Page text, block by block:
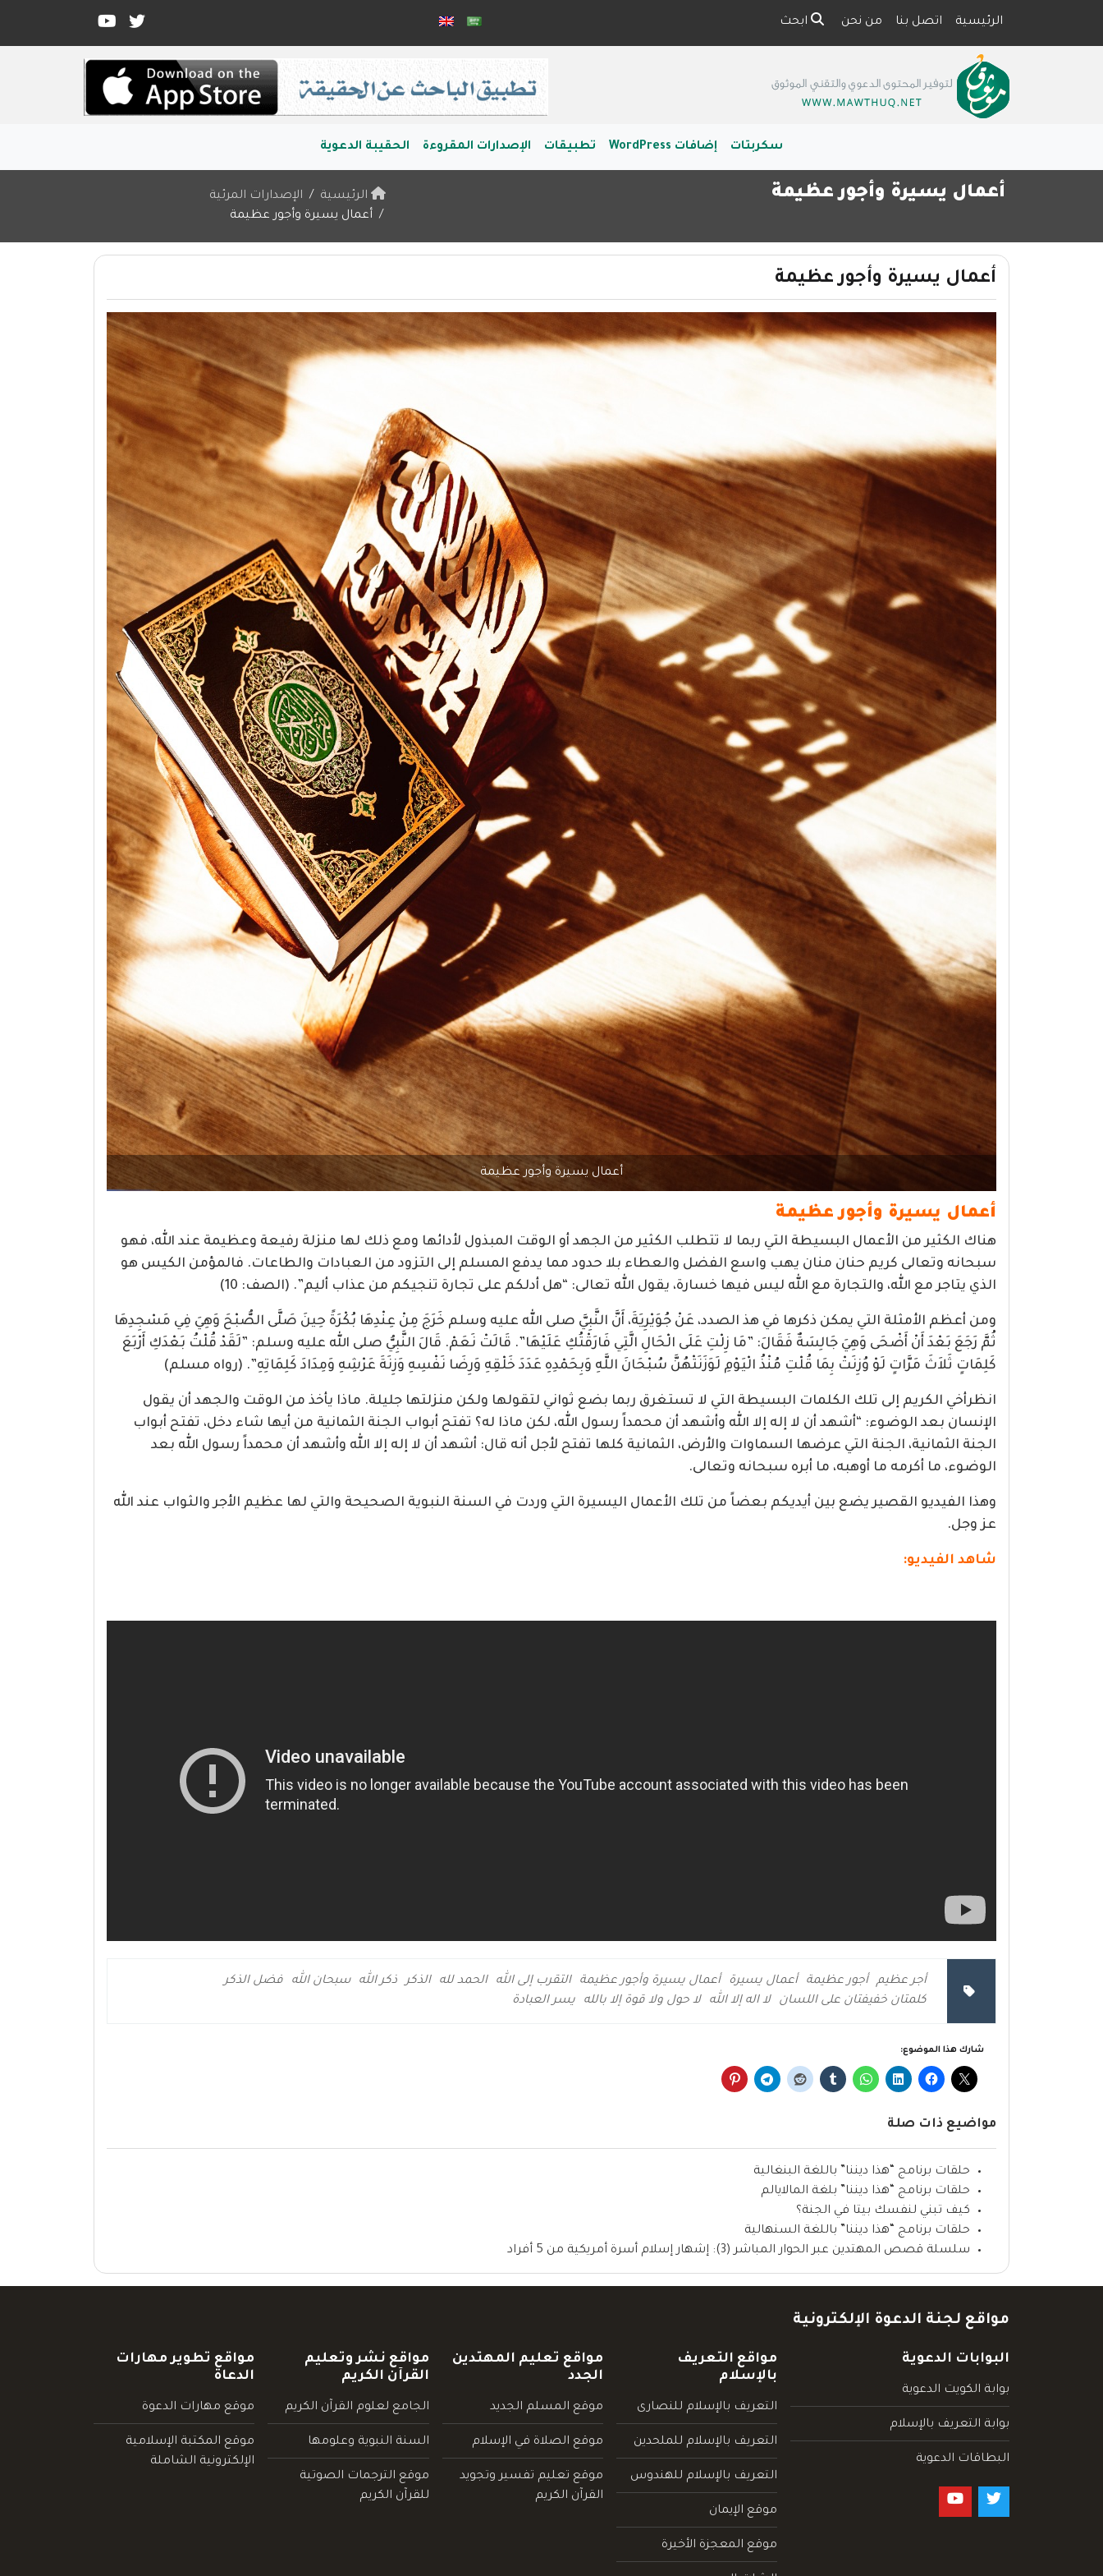
الرئيسية اتصل بنا من نحن ابحث
سكربتات إضافات WordPress تطبيقات الإصدارات المقروءة الحقيبة الدعوية
أعمال يسيرة وأجور عظيمة الرئيسية
الإصدارات المرئية
أعمال يسيرة وأجور عظيمة
أعمال يسيرة وأجور عظيمة
أعمال يسيرة وأجور عظيمة
أعمال يسيرة وأجور عظيمة
هناك الكثير من الأعمال البسيطة التي ربما لا تتطلب الكثير من الجهد أو الوقت المبذول لأدائها ومع ذلك لها منزلة رفيعة وعظيمة عند الله، فهو
سبحانه وتعالى كريم حنان منان يهب واسع الفضل والعطاء بلا حدود مما يدفع المسلم إلى التزود من العبادات والطاعات. فالمؤمن الكيس هو
الذي يتاجر مع الله، والتجارة مع الله ليس فيها خسارة، يقول الله تعالى: “هل أدلكم على تجارة تنجيكم من عذاب أليم”. (الصف: 10)
ومن أعظم الأمثلة التي يمكن ذكرها في هذ الصدد، عَنْ جُوَيْرِيَةَ، أَنَّ النَّبِيَّ صلى الله عليه وسلم خَرَجَ مِنْ عِنْدِهَا بُكْرَةً حِينَ صَلَّى الصُّبْحَ وَهِيَ فِي مَسْجِدِهَا
ثُمَّ رَجَعَ بَعْدَ أَنْ أَضْحَى وَهِيَ جَالِسَةٌ فَقَالَ: ‏”‏مَا زِلْتِ عَلَى الْحَالِ الَّتِي فَارَقْتُكِ عَلَيْهَا”‏.‏ قَالَتْ نَعَمْ.‏ قَالَ النَّبِيُّ صلى الله عليه وسلم: ‏”‏لَقَدْ قُلْتُ بَعْدَكِ أَرْبَعَ
كَلِمَاتٍ ثَلاَثَ مَرَّاتٍ لَوْ وُزِنَتْ بِمَا قُلْتِ مُنْذُ الْيَوْمِ لَوَزَنَتْهُنَّ سُبْحَانَ اللَّهِ وَبِحَمْدِهِ عَدَدَ خَلْقِهِ وَرِضَا نَفْسِهِ وَزِنَةَ عَرْشِهِ وَمِدَادَ كَلِمَاتِهِ‏”. (رواه مسلم)
انظرأخي الكريم إلى تلك الكلمات البسيطة التي لا تستغرق ربما بضع ثواني لتقولها ولكن منزلتها جليلة. ماذا يأخذ من الوقت والجهد أن يقول
الإنسان بعد الوضوء: “أشهد أن لا إله إلا الله وأشهد أن محمداً رسول الله، لكن ماذا له؟ تفتح أبواب الجنة الثمانية من أيها شاء دخل، تفتح أبواب
الجنة الثمانية، الجنة التي عرضها السماوات والأرض، الثمانية كلها تفتح لأجل أنه قال: أشهد أن لا إله إلا الله وأشهد أن محمداً رسول الله بعد
الوضوء، ما أكرمه ما أوهبه، ما أبره سبحانه وتعالى.
وهذا الفيديو القصير يضع بين أيديكم بعضاً من تلك الأعمال اليسيرة التي وردت في السنة النبوية الصحيحة والتي لها عظيم الأجر والثواب عند الله
عز وجل.
شاهد الفيديو:
أجر عظيم أجور عظيمة أعمال يسيرة أعمال يسيرة وأجور عظيمة التقرب إلى الله الحمد لله الذكر ذكر الله سبحان الله
فضل الذكر
كلمتان خفيفتان على اللسان
لا اله إلا الله لا حول ولا قوة إلا بالله يسر العبادة
شارك هذا الموضوع:
مواضيع ذات صلة
حلقات برنامج “هذا ديننا” باللغة البنغالية
حلقات برنامج “هذا ديننا” بلغة المالايالم
كيف تبني لنفسك بيتا في الجنة؟
حلقات برنامج “هذا ديننا” باللغة السنهالية
سلسلة قصص المهتدين عبر الحوار المباشر (3): إشهار إسلام أسرة أمريكية من 5 أفراد
مواقع لجنة الدعوة الإلكترونية
البوابات الدعوية
بوابة الكويت الدعوية
بوابة التعريف بالإسلام
البطاقات الدعوية
مواقع التعريف
بالإسلام
التعريف بالإسلام للنصارى
التعريف بالإسلام للملحدين
التعريف بالإسلام للهندوس
موقع الإيمان
موقع المعجزة الأخيرة
مواقع تعليم المهتدين
الجدد
موقع المسلم الجديد
موقع الصلاة في الإسلام
موقع تعليم تفسير وتجويد
القرآن الكريم
مواقع نشر وتعليم
القرآن الكريم
الجامع لعلوم القرآن الكريم
السنة النبوية وعلومها
موقع الترجمات الصوتية
للقرآن الكريم
مواقع تطوير مهارات
الدعاة
موقع مهارات الدعوة
موقع المكتبة الإسلامية
الإلكترونية الشاملة